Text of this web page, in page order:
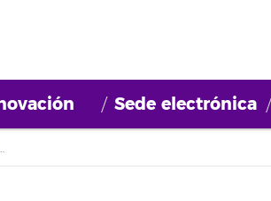
Sede electrónica
proyecto “Plan de Actuación Insular frente al riesgo volcánico de la isla de Tenerife”.